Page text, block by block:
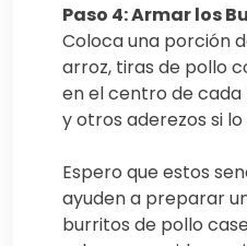
Paso 4: Armar los
Coloca una porción
arroz, tiras de pollo
en el centro de
y otros aderezos si lo
Espero que estos
ayuden a preparar
burritos de pollo